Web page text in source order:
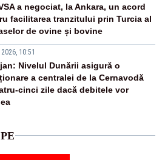
a negociat, la Ankara, un acord
facilitarea tranzitului prin Turcia al
de ovine și bovine
10:51
Nivelul Dunării asigură o
a centralei de la Cernavodă
cinci zile dacă debitele vor